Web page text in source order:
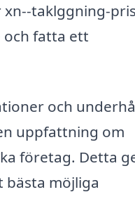
taklggning-
och fatta ett
och
uppfattning om
företag. Detta
bästa möjliga